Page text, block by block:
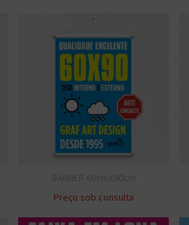
Preço sob consulta